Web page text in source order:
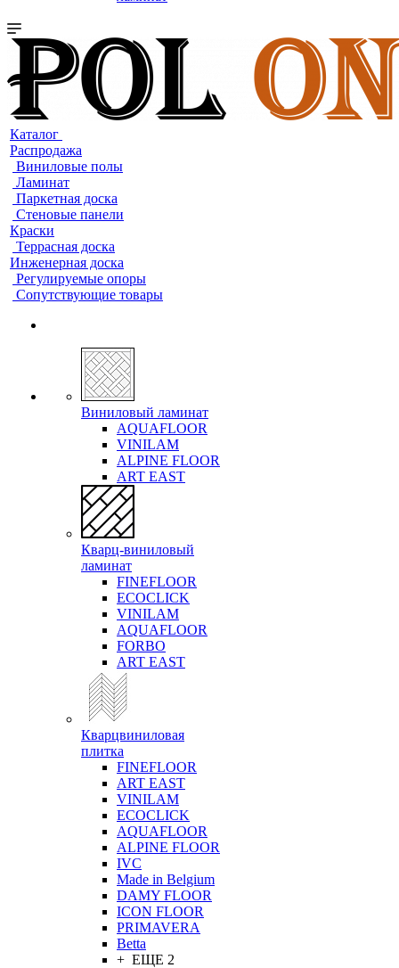
Каталог
Распродажа
Виниловые полы
Ламинат
Паркетная доска
Стеновые панели
Краски
Террасная доска
Инженерная доска
Регулируемые опоры
Сопутствующие товары
Виниловый ламинат
AQUAFLOOR
VINILAM
ALPINE FLOOR
ART EAST
Кварц-виниловый
ламинат
FINEFLOOR
ECOCLICK
VINILAM
AQUAFLOOR
FORBO
ART EAST
Кварцвиниловая
плитка
FINEFLOOR
ART EAST
VINILAM
ECOCLICK
AQUAFLOOR
ALPINE FLOOR
IVC
Made in Belgium
DAMY FLOOR
ICON FLOOR
PRIMAVERA
Betta
+ ЕЩЕ 2